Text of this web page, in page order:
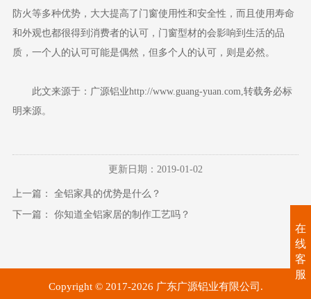
防火等多种优势，大大提高了门窗使用性和安全性，而且使用寿命
和外观也都很得到消费者的认可，门窗型材的会影响到生活的品
质，一个人的认可可能是偶然，但多个人的认可，则是必然。
此文来源于：广源铝业http://www.guang-yuan.com,转载务必标
明来源。
更新日期：2019-01-02
上一篇： 全铝家具的优势是什么？
下一篇： 你知道全铝家居的制作工艺吗？
Copyright © 2017-2026 广东广源铝业有限公司.
在
线
客
服